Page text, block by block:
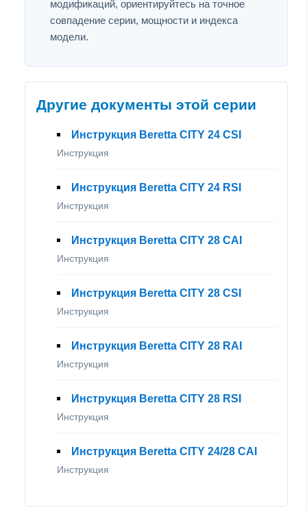
модификаций, ориентируйтесь на точное
совпадение серии, мощности и индекса
модели.
Другие документы этой серии
Инструкция Beretta CITY 24 CSI
Инструкция
Инструкция Beretta CITY 24 RSI
Инструкция
Инструкция Beretta CITY 28 CAI
Инструкция
Инструкция Beretta CITY 28 CSI
Инструкция
Инструкция Beretta CITY 28 RAI
Инструкция
Инструкция Beretta CITY 28 RSI
Инструкция
Инструкция Beretta CITY 24/28 CAI
Инструкция